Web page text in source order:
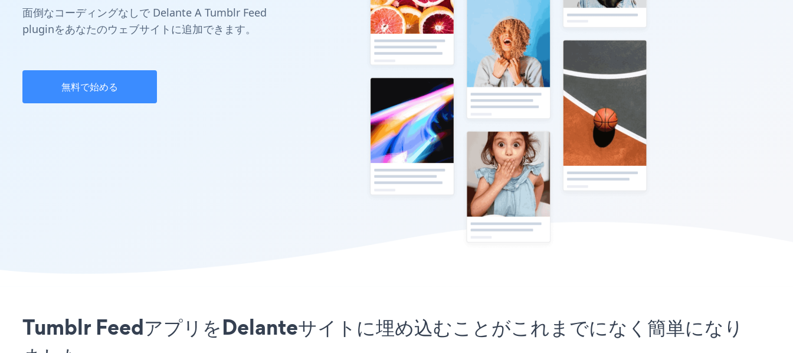
面倒なコーディングなしで Delante A Tumblr Feed
pluginをあなたのウェブサイトに追加できます。
無料で始める
Tumblr FeedアプリをDelanteサイトに埋め込むことがこれまでになく簡単になり